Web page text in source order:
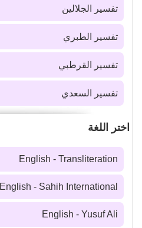
تفسير الجلالين
تفسير الطبري
تفسير القرطبي
تفسير السعدي
اختر اللغة
English - Transliteration
English - Sahih International
English - Yusuf Ali